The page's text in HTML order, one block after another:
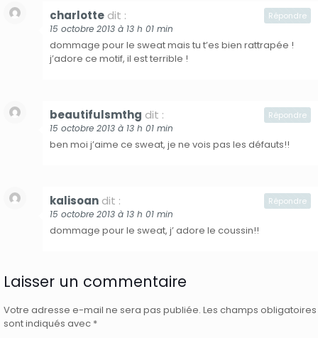
charlotte dit :
15 octobre 2013 à 13 h 01 min
dommage pour le sweat mais tu t’es bien rattrapée !
j’adore ce motif, il est terrible !
Répondre
beautifulsmthg dit :
15 octobre 2013 à 13 h 01 min
ben moi j’aime ce sweat, je ne vois pas les défauts!!
Répondre
kalisoan dit :
15 octobre 2013 à 13 h 01 min
dommage pour le sweat, j’ adore le coussin!!
Répondre
Laisser un commentaire
Votre adresse e-mail ne sera pas publiée. Les champs obligatoires
sont indiqués avec *